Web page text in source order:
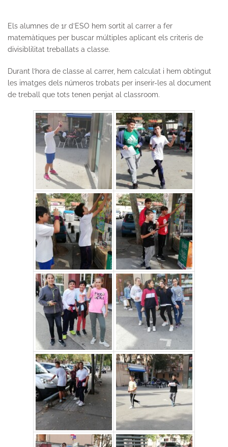
Els alumnes de 1r d’ESO hem sortit al carrer a fer
matemàtiques per buscar múltiples aplicant els criteris de
divisiblilitat treballats a classe.
Durant l’hora de classe al carrer, hem calculat i hem obtingut
les imatges dels números trobats per inserir-les al document
de treball que tots tenen penjat al classroom.